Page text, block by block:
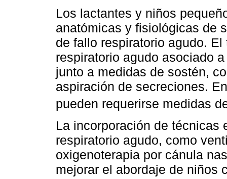
Los lactantes y niños
anatómicas y fisiológicas de
de fallo respiratorio agudo.
respiratorio agudo asociado
junto a medidas de sostén,
aspiración de secreciones.
pueden requerirse medidas
La incorporación de técnicas
respiratorio agudo, como
oxigenoterapia por cánula
mejorar el abordaje de niños